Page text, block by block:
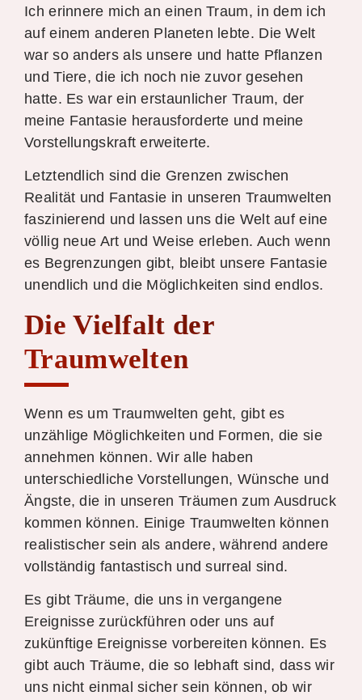
Ich erinnere mich an einen Traum, in dem ich
auf einem anderen Planeten lebte. Die Welt
war so anders als unsere und hatte Pflanzen
und Tiere, die ich noch nie zuvor gesehen
hatte. Es war ein erstaunlicher Traum, der
meine Fantasie herausforderte und meine
Vorstellungskraft erweiterte.
Letztendlich sind die Grenzen zwischen
Realität und Fantasie in unseren Traumwelten
faszinierend und lassen uns die Welt auf eine
völlig neue Art und Weise erleben. Auch wenn
es Begrenzungen gibt, bleibt unsere Fantasie
unendlich und die Möglichkeiten sind endlos.
Die Vielfalt der
Traumwelten
Wenn es um Traumwelten geht, gibt es
unzählige Möglichkeiten und Formen, die sie
annehmen können. Wir alle haben
unterschiedliche Vorstellungen, Wünsche und
Ängste, die in unseren Träumen zum Ausdruck
kommen können. Einige Traumwelten können
realistischer sein als andere, während andere
vollständig fantastisch und surreal sind.
Es gibt Träume, die uns in vergangene
Ereignisse zurückführen oder uns auf
zukünftige Ereignisse vorbereiten können. Es
gibt auch Träume, die so lebhaft sind, dass wir
uns nicht einmal sicher sein können, ob wir